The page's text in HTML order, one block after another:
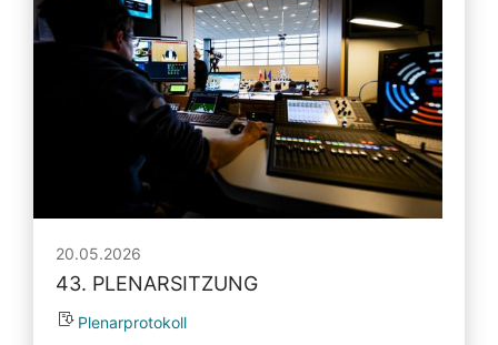
20.05.2026
43. PLENARSITZUNG
Plenarprotokoll